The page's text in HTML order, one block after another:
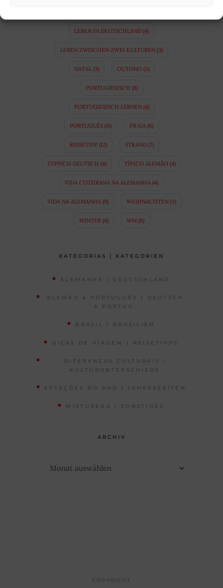
LEBEN IN DEUTSCHLAND (4)
LEBEN ZWISCHEN ZWEI KULTUREN (3)
NATAL(3) OUTONO (5)
PORTUGIESISCH (8)
PORTUGIESISCH LERNEN(4)
PORTUGUÊS (11) PRAIA (6)
REISETIPP(12) STRAND(7)
TYPISCH DEUTSCH (4) TÍPICO ALEMÃO (4)
VIDA COTIDIANA NA ALEMANHA (4)
VIDA NA ALEMANHA(9) WEIHNACHTEN(3)
WINTER(4) WM(8)
KATEGORIAS | KATEGORIEN
ALEMANHA | DEUTSCHLAND
ALEMÃO & PORTUGUÊS | DEUTSCH
& PORTUG.
BRASIL | BRASILIEN
DICAS DE VIAGEM | REISETIPPS
DIFERENÇAS CULTURAIS |
KULTURUNTERSCHIEDE
ESTAÇÕES DO ANO | JAHRESZEITEN
MISTUREBA | SONSTIGES
ARCHIV
COPYRIGHT